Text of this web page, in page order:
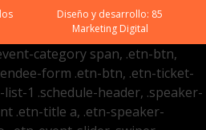
Diseño y desarrollo: 85
Marketing Digital
category span, .etn-btn,
form .etn-btn, .etn-ticket-
1 .schedule-header, .speaker-
.etn-title a, .etn-speaker-